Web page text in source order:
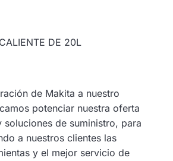
DE 20L
de Makita a nuestro
potenciar nuestra oferta
de suministro, para
a nuestros clientes las
y el mejor servicio de